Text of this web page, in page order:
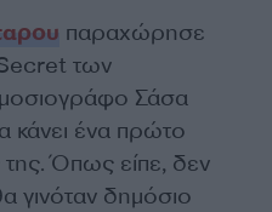
παραχώρησε
των
Σάσα
κάνει ένα πρώτο
Όπως είπε, δεν
γινόταν δημόσιο